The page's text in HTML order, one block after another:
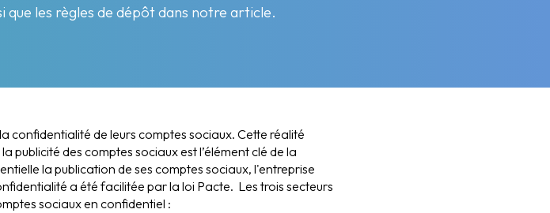
que les règles de dépôt dans notre article.
confidentialité de leurs comptes sociaux. Cette réalité
publicité des comptes sociaux est l’élément clé de la
la publication de ses comptes sociaux, l'entreprise
a été facilitée par la loi Pacte. Les trois secteurs
sociaux en confidentiel :